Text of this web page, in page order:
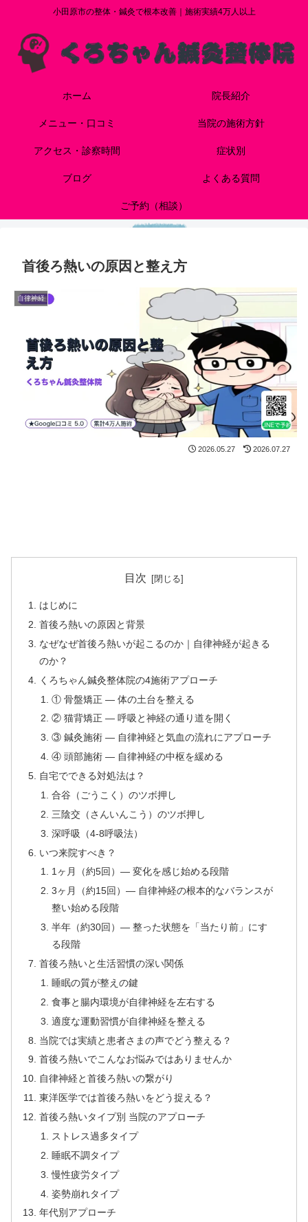
小田原市の整体・鍼灸で根本改善｜施術実績4万人以上
ホーム 院長紹介
メニュー・口コミ 当院の施術方針
アクセス・診察時間 症状別
ブログ よくある質問
ご予約（相談）
首後ろ熱いの原因と整え方
自律神経
2026.05.27 2026.07.27
目次
はじめに
首後ろ熱いの原因と背景
なぜなぜ首後ろ熱いが起こるのか｜自律神経が起きる
のか？
くろちゃん鍼灸整体院の4施術アプローチ
① 骨盤矯正 — 体の土台を整える
② 猫背矯正 — 呼吸と神経の通り道を開く
③ 鍼灸施術 — 自律神経と気血の流れにアプローチ
④ 頭部施術 — 自律神経の中枢を緩める
自宅でできる対処法は？
合谷（ごうこく）のツボ押し
三陰交（さんいんこう）のツボ押し
深呼吸（4-8呼吸法）
いつ来院すべき？
1ヶ月（約5回）— 変化を感じ始める段階
3ヶ月（約15回）— 自律神経の根本的なバランスが
整い始める段階
半年（約30回）— 整った状態を「当たり前」にす
る段階
首後ろ熱いと生活習慣の深い関係
睡眠の質が整えの鍵
食事と腸内環境が自律神経を左右する
適度な運動習慣が自律神経を整える
当院では実績と患者さまの声でどう整える？
首後ろ熱いでこんなお悩みではありませんか
自律神経と首後ろ熱いの繋がり
東洋医学では首後ろ熱いをどう捉える？
首後ろ熱いタイプ別 当院のアプローチ
ストレス過多タイプ
睡眠不調タイプ
慢性疲労タイプ
姿勢崩れタイプ
年代別アプローチ